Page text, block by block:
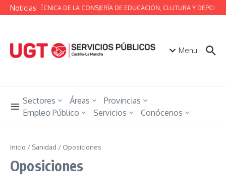
Saltar al contenido
Noticias
MESA TÉCNICA DE LA CONSJERÍA DE EDUCACIÓN, CLUTURA Y
Menu
Sectores Áreas
Provincias
Empleo Público
Servicios Conócenos
Inicio / Sanidad / Oposiciones
Oposiciones